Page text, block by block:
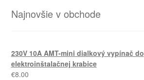
Najnovšie v obchode
230V 10A AMT-mini dialkový vypínač do
elektroinštalačnej krabice
€8.00